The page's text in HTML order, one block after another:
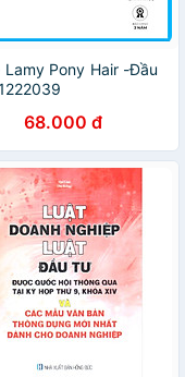
Lamy Pony Hair -Đầu
68.000 đ